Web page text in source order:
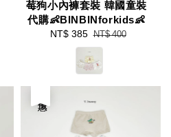
莓狗小內褲套裝 韓國童裝
代購👶BINBINforkids👶
Sale
NT$ 385 Regular
price
NT$ 400